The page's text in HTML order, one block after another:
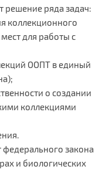
решение ряда задач:
коллекционного
для работы с
ООПТ в единый
о создании
коллекциями
федерального закона
и биологических